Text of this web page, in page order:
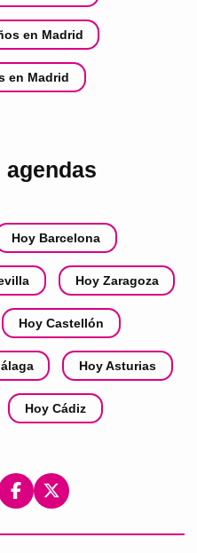
en Madrid
en Madrid
agendas
Hoy Barcelona
Hoy Zaragoza
Hoy Castellón
Hoy Asturias
Hoy Cádiz